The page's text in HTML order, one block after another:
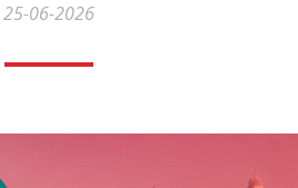
25-06-2026